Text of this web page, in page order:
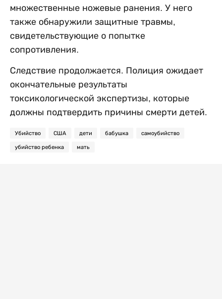
множественные ножевые ранения. У него
также обнаружили защитные травмы,
свидетельствующие о попытке
сопротивления.
Следствие продолжается. Полиция ожидает
окончательные результаты
токсикологической экспертизы, которые
должны подтвердить причины смерти детей.
Убийство США дети бабушка самоубийство
убийство ребенка мать